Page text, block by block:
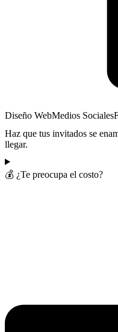
Diseño WebMedios Sociales
Haz que tus invitados se
llegar.
💰 ¿Te preocupa el costo?